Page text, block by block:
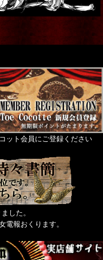
ット会員にご登録ください
した。
電報おくります。